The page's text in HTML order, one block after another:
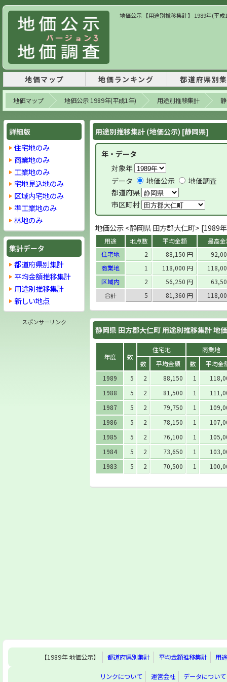
地価公示 【用途別推移集計】 1989年(平
地価マップ 地価ランキング 都道府県別
地価マップ 地価公示 1989年(平成1年) 用途別推移集計
用途別推移集計 (地価公示) [静岡県]
年・データ
対象年
データ
地価公示
地価調査
都道府県
市区町村
地価公示 <静岡県 田方郡大仁町> [1989
用途 地点数 平均金額
最高
住宅地
2 88,150 円
商業地
1 118,000 円
区域内
2 56,250 円
合計
5 81,360 円
静岡県 田方郡大仁町 用途別推移集計 地
年度 数
住宅地
商業地
数
平均金額 数
平均金
1989
5 2 88,150 1
1988
5 2 81,500 1
1987
5 2 79,750 1
1986
5 2 78,150 1
1985
5 2 76,100 1
1984
5 2 73,650 1
1983
5 2 70,500 1
詳細版
住宅地のみ
商業地のみ
工業地のみ
宅地見込地のみ
区域内宅地のみ
準工業地のみ
林地のみ
集計データ
都道府県別集計
平均金額推移集計
用途別推移集計
新しい地点
スポンサーリンク
【1989年 地価公示】 都道府県別集計 平均金額推移集計 用
リンクについて 運営会社 データについて